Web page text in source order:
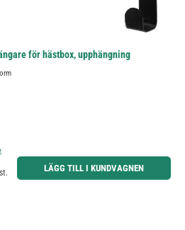
för hästbox, upphängning
använd knapparna för att öka eller minska kvantiteten.
st. LÄGG TILL I KUNDVAGNEN